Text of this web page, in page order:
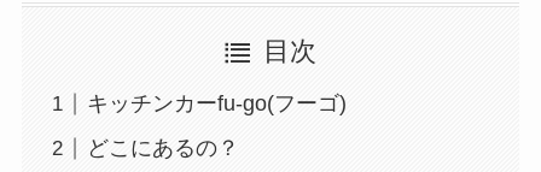
目次
キッチンカーfu-go(フーゴ)
どこにあるの？